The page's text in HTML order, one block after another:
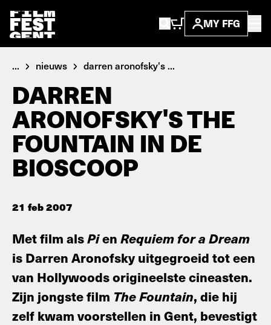
MY FFG
... nieuws darren aronofsky's ...
DARREN
ARONOFSKY'S THE
FOUNTAIN IN DE
BIOSCOOP
21 feb 2007
Met film alsPien Requiem for a Dream
is Darren Aronofsky uitgegroeid tot een
van Hollywoods origineelste cineasten.
Zijn jongste film The Fountain, die hij
zelf kwam voorstellen in Gent, bevestigt